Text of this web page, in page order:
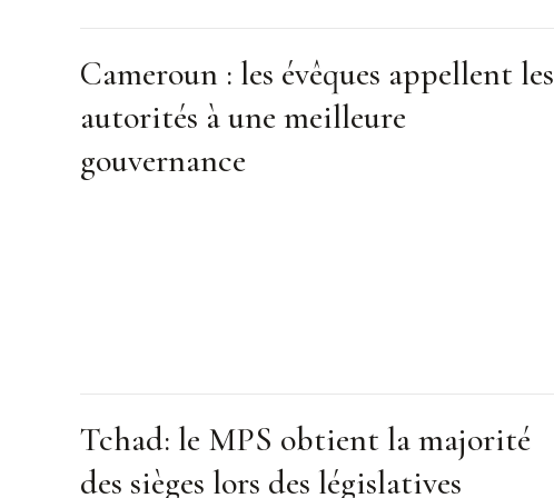
Cameroun : les évêques appellent les
autorités à une meilleure
gouvernance
Tchad: le MPS obtient la majorité
des sièges lors des législatives